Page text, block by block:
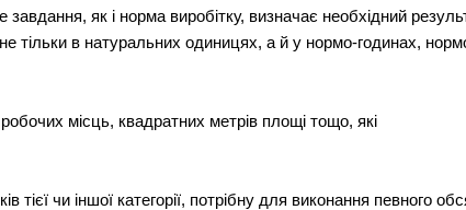
як і норма виробітку, визначає необхідний
тільки в натуральних одиницях, а й у нормо-годинах,
місць, квадратних метрів площі тощо, які
тієї чи іншої категорії, потрібну для виконання певного